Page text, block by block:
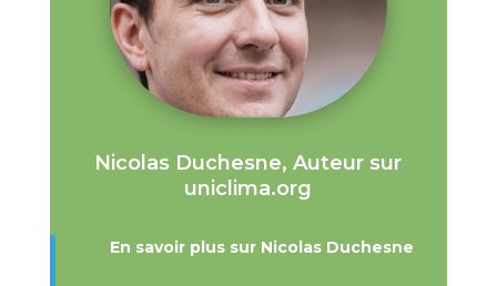
Nicolas Duchesne, Auteur sur
uniclima.org
En savoir plus sur Nicolas Duchesne